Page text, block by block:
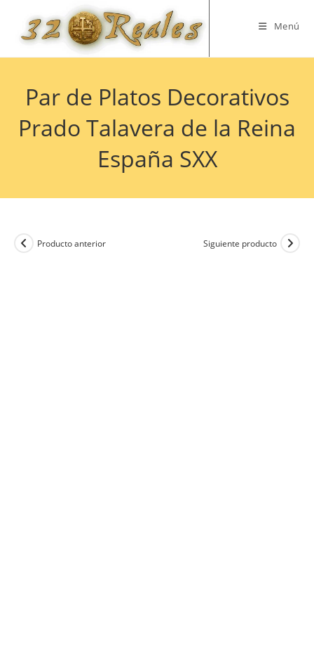
contenido
Menú
Par de Platos Decorativos
Prado Talavera de la Reina
España SXX
Producto anterior Siguiente producto